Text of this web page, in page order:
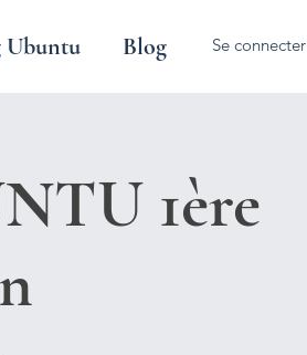
Ubuntu Blog Se connecter
1ère